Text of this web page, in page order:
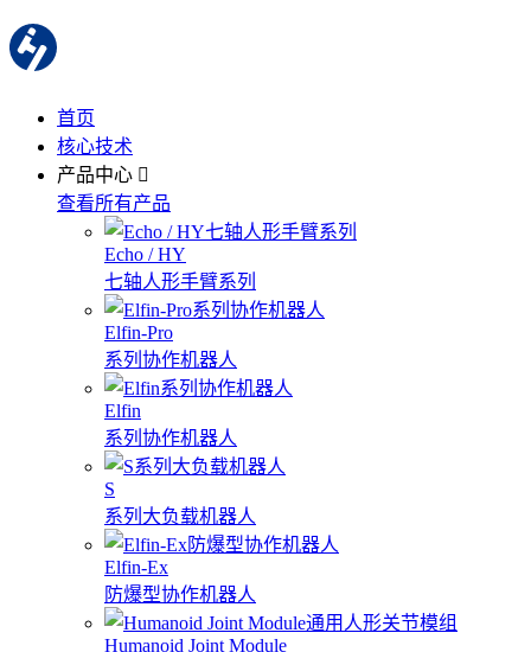
首页
核心技术
产品中心
查看所有产品
Echo / HY
七轴人形手臂系列
Elfin-Pro
系列协作机器人
Elfin
系列协作机器人
S
系列大负载机器人
Elfin-Ex
防爆型协作机器人
Humanoid Joint Module